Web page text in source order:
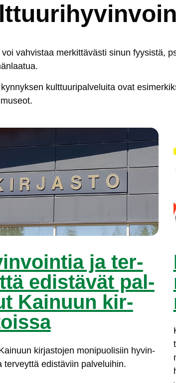
voi vah­vis­taa mer­kit­tä­väs­ti si­nun fyy­sis­tä,
kult­tuu­ri­pal­ve­lui­ta ovat
ja ter­
edis­tä­vät pal­
Kai­nuun kir­
kir­jas­to­jen mo­ni­puo­li­siin hy­vin­
ter­veyt­tä edis­tä­viin pal­ve­lui­hin.